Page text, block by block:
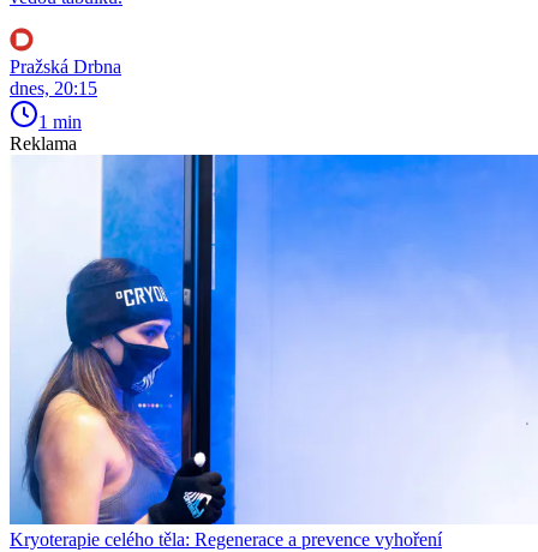
Pražská Drbna
dnes, 20:15
1 min
Reklama
Kryoterapie celého těla: Regenerace a prevence vyhoření